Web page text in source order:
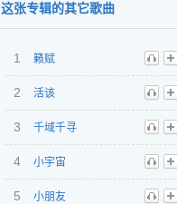
这张专辑的其它歌曲
1
籁赋
听
播
2
活该
听
播
3
千域千寻
听
播
4
小宇宙
听
播
5
小朋友